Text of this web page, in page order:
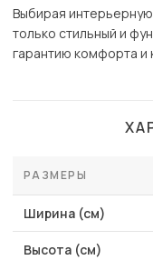
Выбирая
только стильный и
гарантию комфорта и
РАЗМЕРЫ
Ширина (см)
Высота (см)